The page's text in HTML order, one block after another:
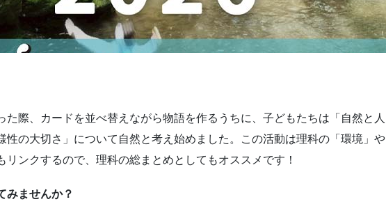
際、カードを並べ替えながら物語を作るうちに、子どもたちは「自然と人
性の大切さ」について自然と考え始めました。この活動は理科の「環境」や
リンクするので、理科の総まとめとしてもオススメです！
みませんか？